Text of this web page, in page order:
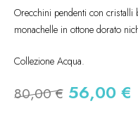
Orecchini pendenti con cristalli
monachelle in ottone dorato
Collezione Acqua.
80,00€ 56,00 €